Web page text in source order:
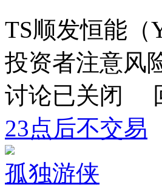
TS顺发恒能（
投资者注意风
讨论已关闭
23点后不交易
孤独游侠